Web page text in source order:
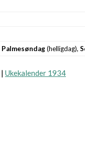
Palmesøndag(helligdag),
| Ukekalender 1934